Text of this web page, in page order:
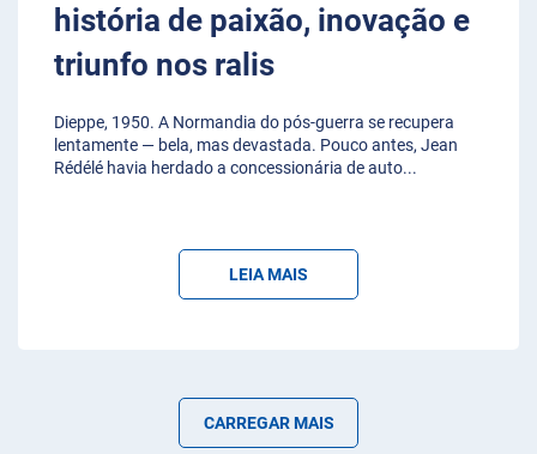
história de paixão, inovação e
triunfo nos ralis
Dieppe, 1950. A Normandia do pós-guerra se recupera
lentamente — bela, mas devastada. Pouco antes, Jean
Rédélé havia herdado a concessionária de auto...
LEIA MAIS
CARREGAR MAIS